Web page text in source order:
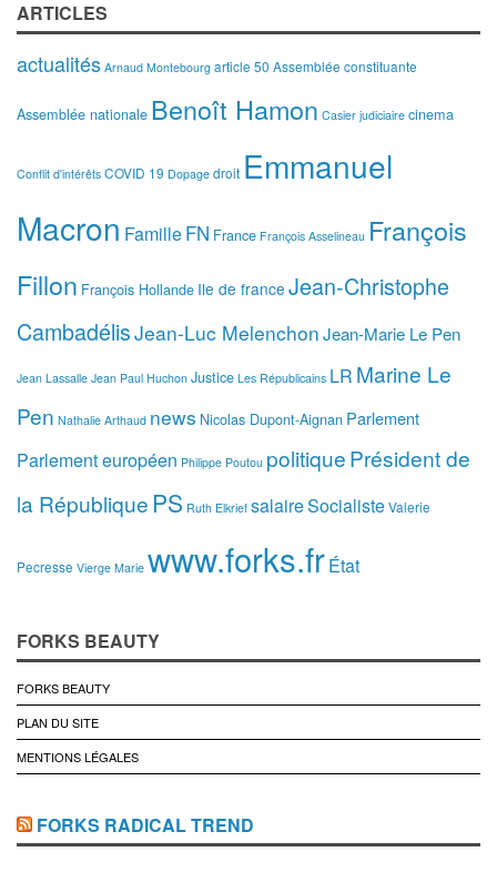
ARTICLES
actualités Arnaud Montebourg article 50 Assemblée constituante
Assemblée nationale Benoît Hamon Casier judiciaire cinema
Conflit d'intérêts COVID 19 Dopage droit Emmanuel
Macron FamilleFN France François Asselineau François
Fillon François Hollande Ile de france Jean-Christophe
CambadélisJean-Luc MelenchonJean-Marie Le Pen
Jean Lassalle Jean Paul Huchon Justice Les Républicains LR Marine Le
Pen Nathalie Arthaud news Nicolas Dupont-Aignan Parlement
Parlement européen Philippe Poutou politiquePrésident de
la République PS Ruth Elkrief salaireSocialisteValerie
Pecresse Vierge Marie www.forks.frÉtat
FORKS BEAUTY
FORKS BEAUTY
PLAN DU SITE
MENTIONS LÉGALES
FORKS RADICAL TREND